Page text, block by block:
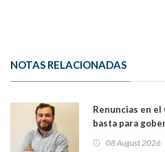
NOTAS RELACIONADAS
Renuncias en
basta para
08 August 2026